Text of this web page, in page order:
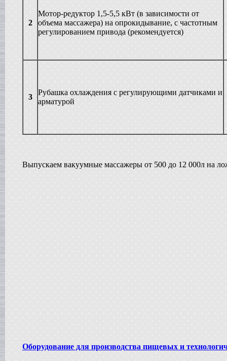
Пищевой насос
в г. Тверь
Вакуумная емкость
в г. Воронеж
Вакуумный реактор
в г. Клин
в г. Ростов-на-Дону
Вакуум-выпарной аппарат
Пищевой насос
2
Мотор-редуктор 1,5-5,5 кВт (в зависимости от
объема массажера) на опрокидывание, с частотным
регулированием привода (рекомендуется)
3
Рубашка охлаждения с регулирующими датчиками и
арматурой
Выпускаем вакуумные массажеры от 500 до 12 000л на
Оборудование для производства пищевых и